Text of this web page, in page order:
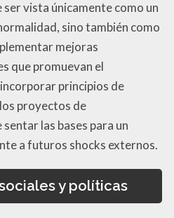
vista únicamente como un
sino también como
mejoras
que promuevan el
principios de
proyectos de
las bases para un
a futuros shocks externos.
y políticas